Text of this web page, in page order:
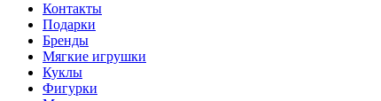
Контакты
Подарки
Бренды
Мягкие игрушки
Куклы
Фигурки